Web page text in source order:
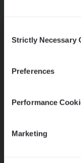
Selection
Strictly Necessary
Preferences
Performance
Marketing